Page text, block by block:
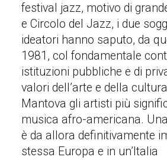
festival jazz, motivo di
e Circolo del Jazz, i due
ideatori hanno saputo, da
1981, col fondamentale
istituzioni pubbliche e di
valori dell’arte e della
Mantova gli artisti più
musica afro-americana.
è da allora definitivamente
stessa Europa e in un’Italia